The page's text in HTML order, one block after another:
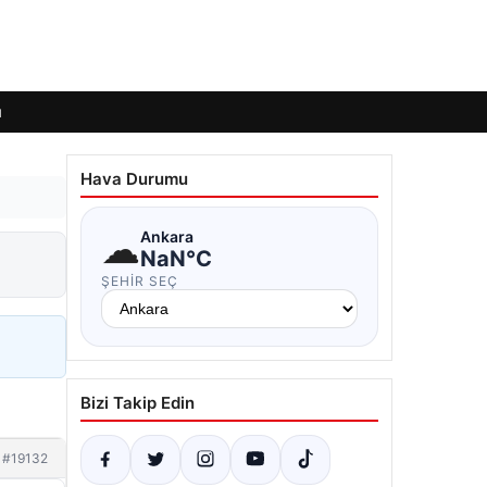
#19132
Hava Durumu
☁Ankara
NaN°C
ŞEHIR SEÇ
Bizi Takip Edin